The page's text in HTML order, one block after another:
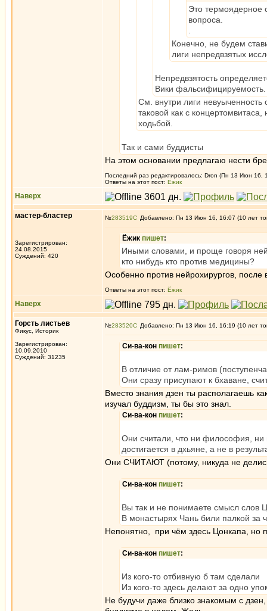
Это термоядерное
вопроса.
Конечно, не будем
лиги непредвзятых
Непредвзятость
Вики фальсифицируемость.
См. внутри лиги
таковой как с
ходьбой.
Так и сами буддисты
На этом основании предлагаю нести
Последний раз редактировалось: Dron (Пн 13 Июн 16,
Ответы на этот пост: Ёжик
Наверх
мастер-бластер
Зарегистрирован:
24.08.2015
Суждений: 420
№283519 Добавлено: Пн 13 Июн 16, 16:07 (10 лет
Ёжик пишет:
Иными словами, и проще говоря
кто нибудь кто против медицины?
Особенно против нейрохирургов,
Ответы на этот пост: Ёжик
Наверх
Горсть листьев
Фикус, Историк
Зарегистрирован:
10.09.2010
Суждений: 31235
№283520 Добавлено: Пн 13 Июн 16, 16:19 (10 лет
Си-ва-кон пишет:
В отличие от лам-римов
Они сразу присупают к бхаване,
Вместо знания дзен ты располагаешь
изучал буддизм, ты бы это знал.
Си-ва-кон пишет:
Они считали, что ни философия, ни
достигается в дхьяне, а не в
Они СЧИТАЮТ (потому, никуда не
Си-ва-кон пишет:
Вы так и не понимаете смысл слов
В монастырях Чань били палкой за
Непонятно, при чём здесь Цонкапа, но
Си-ва-кон пишет:
Из кого-то отбивную б там сделали
Из кого-то здесь делают за одно
Не будучи даже близко знакомым с